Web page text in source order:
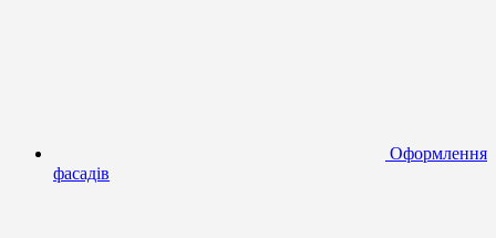
Оформлення
фасадів